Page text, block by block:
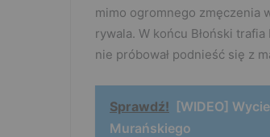
mimo ogromnego zmęczenia
rywala. W końcu Błoński
nie próbował podnieść się z
Sprawdź! [WIDEO]
Murańskiego